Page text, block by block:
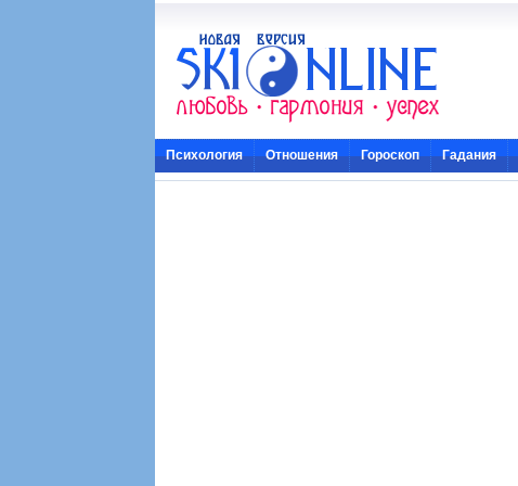
Психология Отношения Гороскоп Гадания